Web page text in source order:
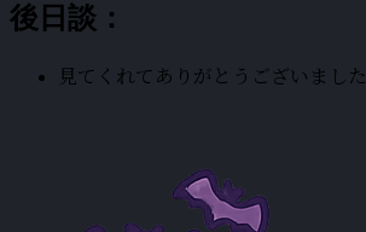
後日談：
見てくれてありがとうございました